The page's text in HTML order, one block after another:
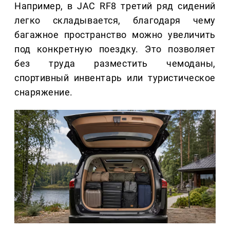
Например, в JAC RF8 третий ряд сидений
легко складывается, благодаря чему
багажное пространство можно увеличить
под конкретную поездку. Это позволяет
без труда разместить чемоданы,
спортивный инвентарь или туристическое
снаряжение.